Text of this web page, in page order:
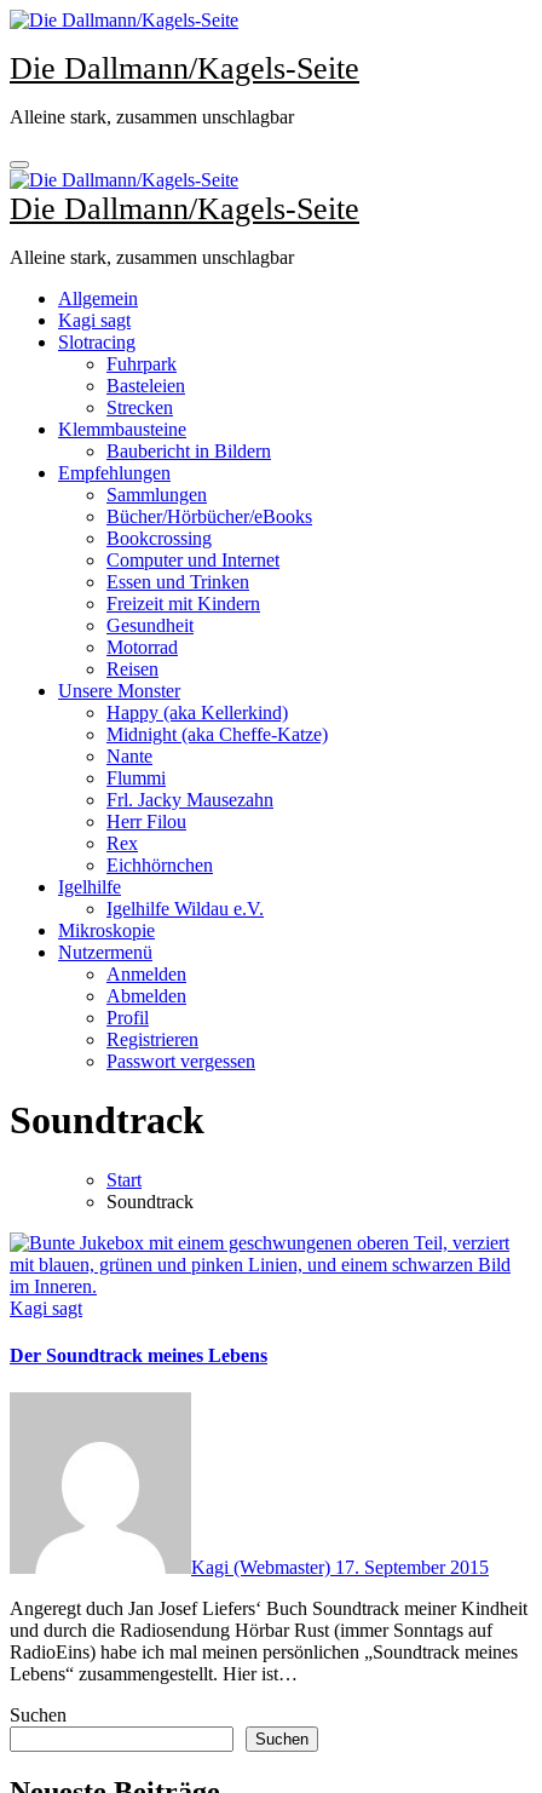
Zum
springen
Die Dallmann/Kagels-Seite
Alleine stark, zusammen unschlagbar
Die Dallmann/Kagels-Seite
Alleine stark, zusammen unschlagbar
Allgemein
Kagi sagt
Slotracing
Fuhrpark
Basteleien
Strecken
Klemmbausteine
Baubericht in Bildern
Empfehlungen
Sammlungen
Bücher/Hörbücher/eBooks
Bookcrossing
Computer und Internet
Essen und Trinken
Freizeit mit Kindern
Gesundheit
Motorrad
Reisen
Unsere Monster
Happy (aka Kellerkind)
Midnight (aka Cheffe-Katze)
Nante
Flummi
Frl. Jacky Mausezahn
Herr Filou
Rex
Eichhörnchen
Igelhilfe
Igelhilfe Wildau e.V.
Mikroskopie
Nutzermenü
Anmelden
Abmelden
Profil
Registrieren
Passwort vergessen
Soundtrack
Start
Soundtrack
Kagi sagt
Der Soundtrack meines Lebens
Kagi (Webmaster) 17. September 2015
Angeregt duch Jan Josef Liefers‘ Buch Soundtrack meiner Kindheit
und durch die Radiosendung Hörbar Rust (immer Sonntags auf
RadioEins) habe ich mal meinen persönlichen „Soundtrack meines
Lebens“ zusammengestellt. Hier ist…
Suchen
Suchen